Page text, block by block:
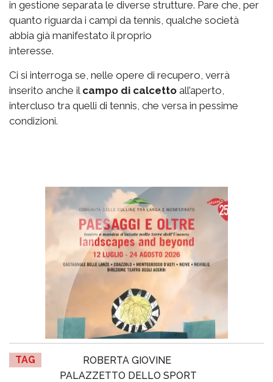
in gestione separata le diverse strutture. Pare che, per
quanto riguarda i campi da tennis, qualche società
abbia già manifestato il proprio
interesse.
Ci si interroga se, nelle opere di recupero, verrà
inserito anche il campo di calcetto all’aperto,
intercluso tra quelli di tennis, che versa in pessime
condizioni.
TAG
ROBERTA GIOVINE
PALAZZETTO DELLO SPORT